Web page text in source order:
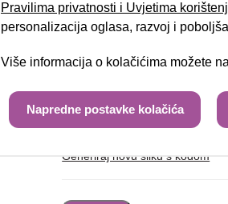
Generiraj novu sliku s kodom
Unesite kod sa slike
Pravilima privatnosti i Uvjetima
personalizacija oglasa, razvoj i
Više informacija o kolačićima možete
Napredne postavke kolačića